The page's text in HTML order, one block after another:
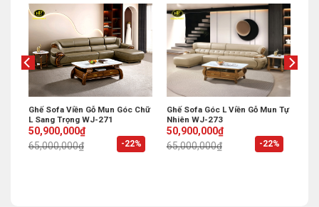
-22%
Ghế Sofa Viền Gỗ Mun Góc Chữ
L Sang Trọng WJ-271
65,000,000₫
Original
price
was:
50,900,000₫
Current
price
is:
-22%
Ghế Sofa Góc L Viền Gỗ Mun Tự
Nhiên WJ-273
65,000,000₫
Original
price
was:
50,900,000₫
Current
price
is: